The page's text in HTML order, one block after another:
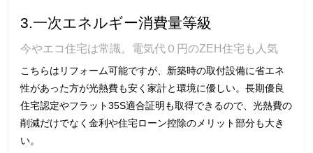
3.一次エネルギー消費量等級
今やエコ住宅は常識。電気代０円のZEH住宅も人気
こちらはリフォーム可能ですが、新築時の取付設備に省エネ
性があった方が光熱費も安く家計と環境に優しい。長期優良
住宅認定やフラット35S適合証明も取得できるので、光熱費の
削減だけでなく金利や住宅ローン控除のメリット部分も大き
い。